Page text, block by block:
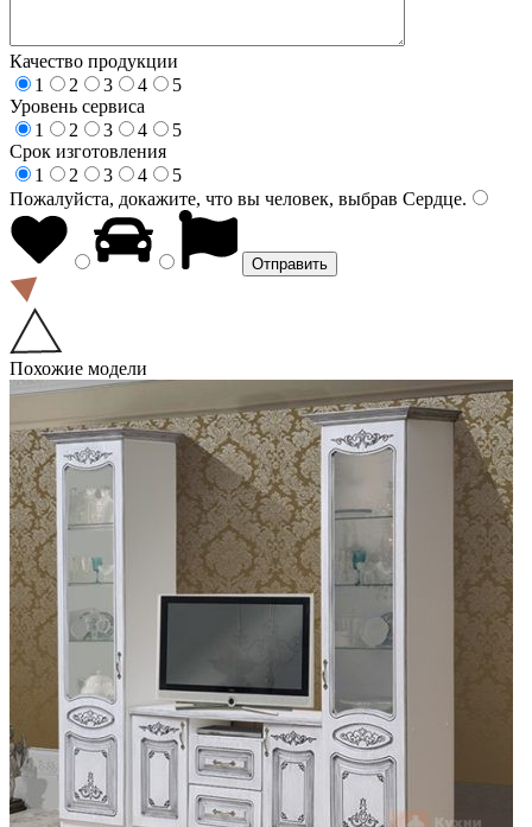
Качество продукции
1
2 3 4
5
Уровень сервиса
1
2 3 4
5
Срок изготовления
1
2 3 4
5
Пожалуйста, докажите, что вы человек, выбрав Сердце.
Похожие модели